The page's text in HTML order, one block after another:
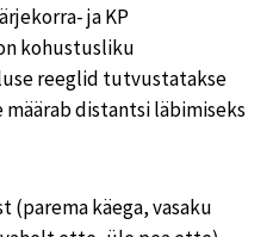
ja KP
kohustusliku
reeglid tutvustatakse
distantsi läbimiseks
(parema käega, vasaku